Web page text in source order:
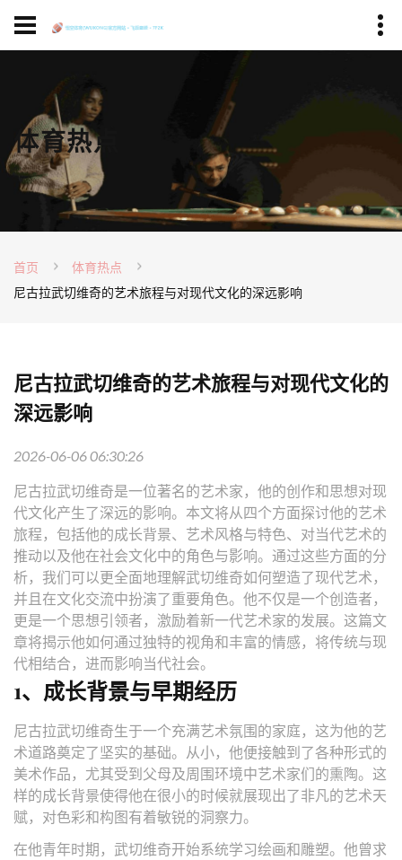
体育热点
首页
体育热点
尼古拉武切维奇的艺术旅程与对现代文化的深远影响
尼古拉武切维奇的艺术旅程与对现代文化的
深远影响
2026-06-06 06:30:26
尼古拉武切维奇是一位著名的艺术家，他的创作和思想对现
代文化产生了深远的影响。本文将从四个方面探讨他的艺术
旅程，包括他的成长背景、艺术风格与特色、对当代艺术的
推动以及他在社会文化中的角色与影响。通过这些方面的分
析，我们可以更全面地理解武切维奇如何塑造了现代艺术，
并且在文化交流中扮演了重要角色。他不仅是一个创造者，
更是一个思想引领者，激励着新一代艺术家的发展。这篇文
章将揭示他如何通过独特的视角和丰富的情感，将传统与现
代相结合，进而影响当代社会。
1、成长背景与早期经历
尼古拉武切维奇生于一个充满艺术氛围的家庭，这为他的艺
术道路奠定了坚实的基础。从小，他便接触到了各种形式的
美术作品，尤其受到父母及周围环境中艺术家们的熏陶。这
样的成长背景使得他在很小的时候就展现出了非凡的艺术天
赋，对色彩和构图有着敏锐的洞察力。
在他青年时期，武切维奇开始系统学习绘画和雕塑。他曾求